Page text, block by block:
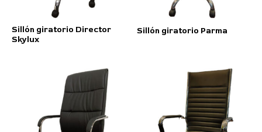
Sillón giratorio Director
Skylux
Sillón giratorio Parma